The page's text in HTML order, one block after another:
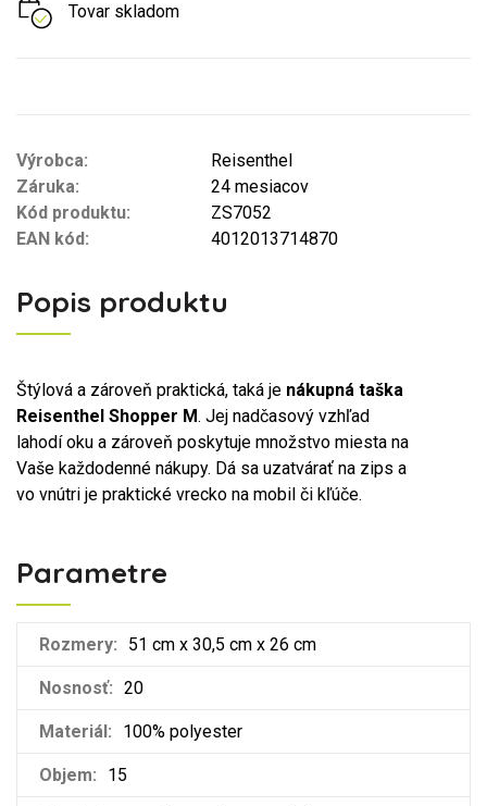
Tovar skladom
Výrobca:
Reisenthel
Záruka:
24 mesiacov
Kód produktu:
ZS7052
EAN kód:
4012013714870
Popis produktu
Štýlová a zároveň praktická, taká je nákupná taška
Reisenthel Shopper M. Jej nadčasový vzhľad
lahodí oku a zároveň poskytuje množstvo miesta na
Vaše každodenné nákupy. Dá sa uzatvárať na zips a
vo vnútri je praktické vrecko na mobil či kľúče.
Parametre
Rozmery: 51 cm x 30,5 cm x 26 cm
Nosnosť: 20
Materiál: 100% polyester
Objem: 15